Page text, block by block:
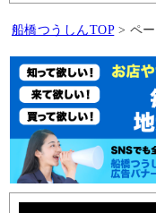
船橋つうしんTOP > ペ